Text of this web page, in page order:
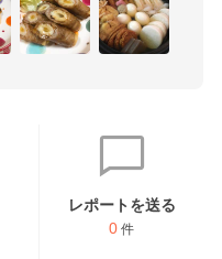
レポートを送る
0 件